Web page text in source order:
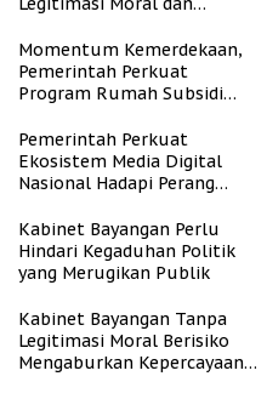
Momentum Kemerdekaan,
Pemerintah Perkuat
Program Rumah Subsidi
Berpenghasilan Rendah
Pemerintah Perkuat
Ekosistem Media Digital
Nasional Hadapi Perang
Kabinet Bayangan Perlu
Hindari Kegaduhan Politik
yang Merugikan Publik
Kabinet Bayangan Tanpa
Legitimasi Moral Berisiko
Mengaburkan Kepercayaan